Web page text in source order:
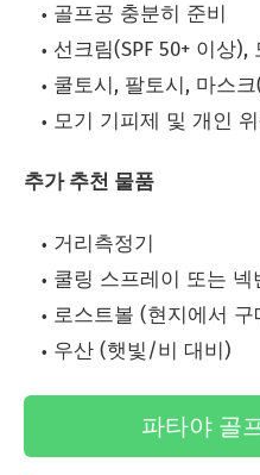
골프공 충분히 준비
선크림(SPF 50+ 이상),
쿨토시, 팔토시, 마스
모기 기피제 및 개인
추가 추천 물품
거리측정기
쿨링 스프레이 또는 넥
로스트볼 (현지에서 구
우산 (햇빛/비 대비)
파타야 골